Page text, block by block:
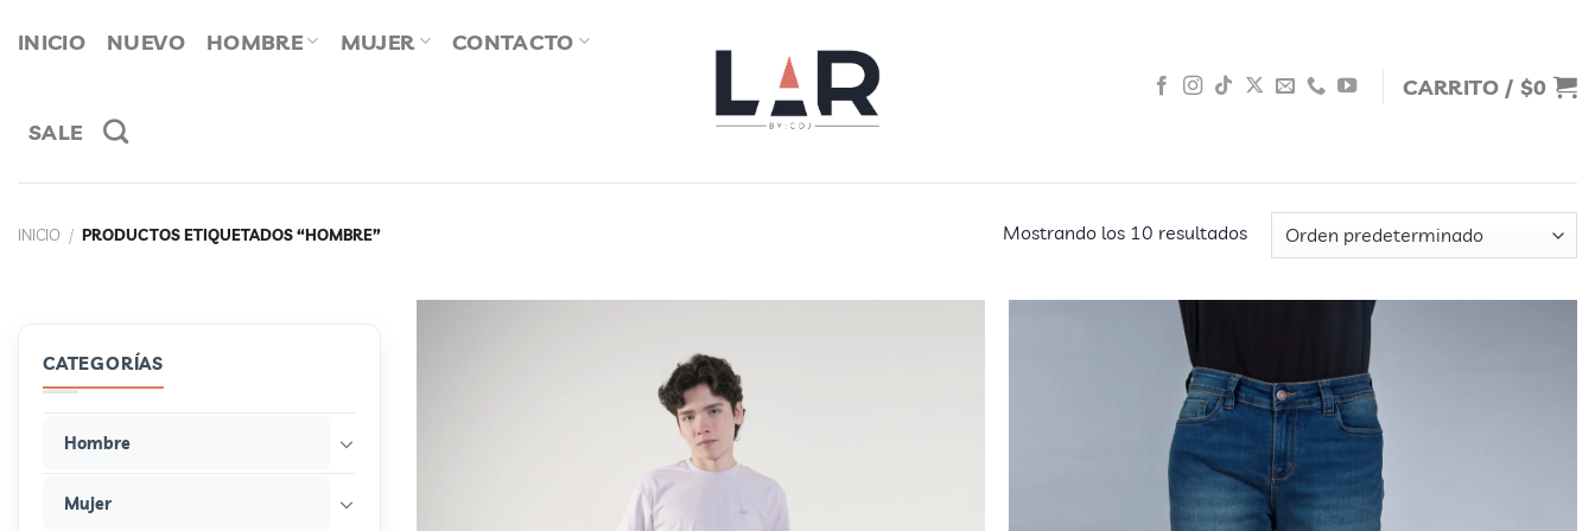
INICIO NUEVO HOMBRE MUJER CONTACTO
SALE
CARRITO / $0
INICIO / PRODUCTOS ETIQUETADOS “HOMBRE” Mostrando los 10 resultados
CATEGORÍAS
Hombre
Mujer